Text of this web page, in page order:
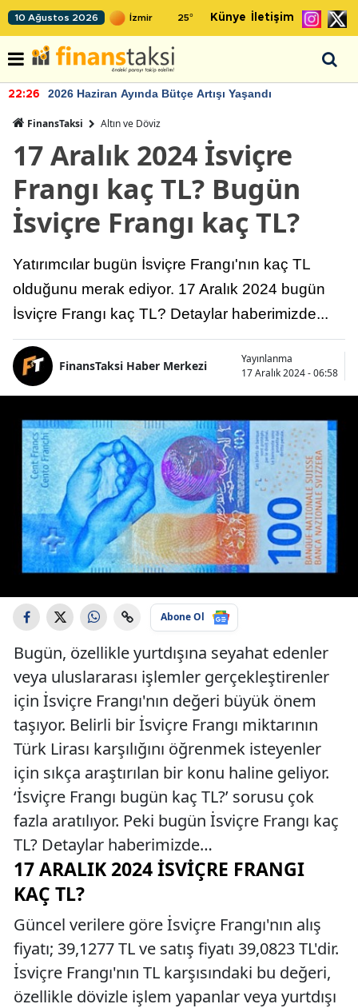
10 Ağustos 2026 25° Künye İletişim
22:26 2026 Haziran Ayında Bütçe Artışı Yaşandı
FinansTaksi Altın ve Döviz
17 Aralık 2024 İsviçre
Frangı kaç TL? Bugün
İsviçre Frangı kaç TL?
Yatırımcılar bugün İsviçre Frangı'nın kaç TL
olduğunu merak ediyor. 17 Aralık 2024 bugün
İsviçre Frangı kaç TL? Detaylar haberimizde...
FinansTaksi Haber Merkezi
Yayınlanma
17 Aralık 2024 - 06:58
Abone Ol
Bugün, özellikle yurtdışına seyahat edenler
veya uluslararası işlemler gerçekleştirenler
için İsviçre Frangı'nın değeri büyük önem
taşıyor. Belirli bir İsviçre Frangı miktarının
Türk Lirası karşılığını öğrenmek isteyenler
için sıkça araştırılan bir konu haline geliyor.
‘İsviçre Frangı bugün kaç TL?’ sorusu çok
fazla aratılıyor. Peki bugün İsviçre Frangı kaç
TL? Detaylar haberimizde…
17 ARALIK 2024 İSVIÇRE FRANGI
KAÇ TL?
Güncel verilere göre İsviçre Frangı'nın alış
fiyatı; 39,1277 TL ve satış fiyatı 39,0823 TL'dir.
İsviçre Frangı'nın TL karşısındaki bu değeri,
özellikle dövizle işlem yapanlar veya yurtdışı